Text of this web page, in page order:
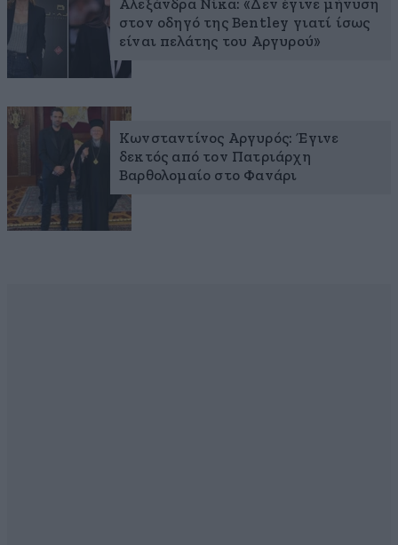
Αλεξάνδρα Νίκα: «Δεν έγινε μήνυση
στον οδηγό της Bentley γιατί ίσως
είναι πελάτης του Αργυρού»
Κωνσταντίνος Αργυρός: Έγινε
δεκτός από τον Πατριάρχη
Βαρθολομαίο στο Φανάρι